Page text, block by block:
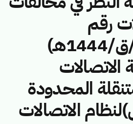
رقم
(4411416/ق/1444هـ)
الاتصالات
المحدودة
الاتصالات